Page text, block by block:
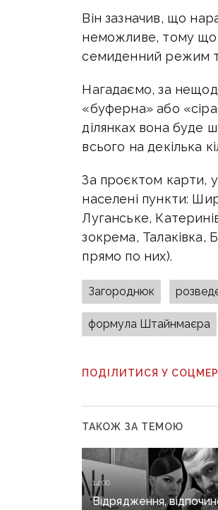
Він зазначив, що
неможливе, тому що
семиденний режим
Нагадаємо, за
«буферна» або
ділянках вона буде
всього на декілька
За проєктом карти, у
населені пункти:
Луганське,
зокрема, Талаківка,
прямо по них).
Загороднюк
формула Штайнмаєра
ПОДІЛИТИСЯ У
ТАКОЖ ЗА ТЕМОЮ
14:00
Відрядження,